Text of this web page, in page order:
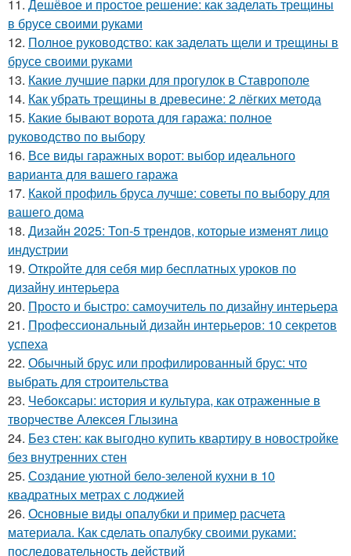
11. Дешёвое и простое решение: как заделать трещины
в брусе своими руками
12. Полное руководство: как заделать щели и трещины в
брусе своими руками
13. Какие лучшие парки для прогулок в Ставрополе
14. Как убрать трещины в древесине: 2 лёгких метода
15. Какие бывают ворота для гаража: полное
руководство по выбору
16. Все виды гаражных ворот: выбор идеального
варианта для вашего гаража
17. Какой профиль бруса лучше: советы по выбору для
вашего дома
18. Дизайн 2025: Топ-5 трендов, которые изменят лицо
индустрии
19. Откройте для себя мир бесплатных уроков по
дизайну интерьера
20. Просто и быстро: самоучитель по дизайну интерьера
21. Профессиональный дизайн интерьеров: 10 секретов
успеха
22. Обычный брус или профилированный брус: что
выбрать для строительства
23. Чебоксары: история и культура, как отраженные в
творчестве Алексея Глызина
24. Без стен: как выгодно купить квартиру в новостройке
без внутренних стен
25. Создание уютной бело-зеленой кухни в 10
квадратных метрах с лоджией
26. Основные виды опалубки и пример расчета
материала. Как сделать опалубку своими руками:
последовательность действий